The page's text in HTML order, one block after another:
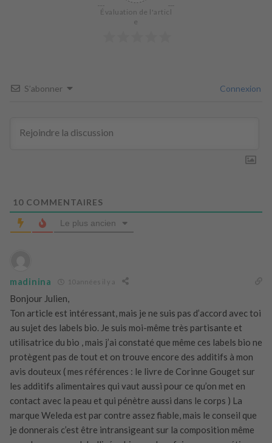
Évaluation de l'articl
e
S’abonner Connexion
10 COMMENTAIRES
Le plus ancien
madinina 10 années il y a
Bonjour Julien,
Ton article est intéressant, mais je ne suis pas d’accord avec toi
au sujet des labels bio. Je suis moi-même très partisante et
utilisatrice du bio , mais j’ai constaté que même ces labels bio ne
protègent pas de tout et on trouve encore des additifs à mon
avis douteux ( mes références : le livre de Corinne Gouget sur
les additifs alimentaires qui vaut aussi pour ce qu’on met en
contact avec la peau et qui pénètre aussi dans le corps ) La
marque Weleda est par contre assez fiable, mais le conseil que
je donnerais c’est être intransigeant sur la composition même